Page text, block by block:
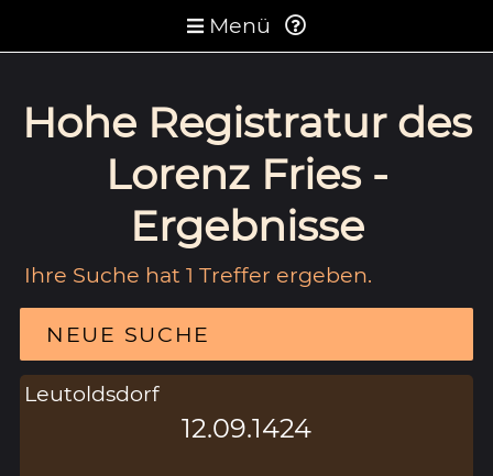
Menü
Hohe Registratur des
Lorenz Fries -
Ergebnisse
Ihre Suche hat 1 Treffer ergeben.
NEUE SUCHE
Leutoldsdorf
12.09.1424